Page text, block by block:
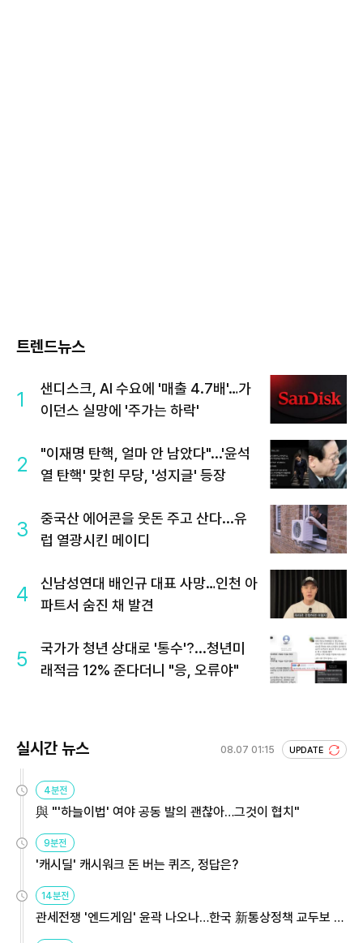
트렌드뉴스
1
샌디스크, AI 수요에 '매출 4.7배'…가
이던스 실망에 '주가는 하락'
2
"이재명 탄핵, 얼마 안 남았다"...'윤석
열 탄핵' 맞힌 무당, '성지글' 등장
3
중국산 에어콘을 웃돈 주고 산다...유
럽 열광시킨 메이디
4
신남성연대 배인규 대표 사망…인천 아
파트서 숨진 채 발견
5
국가가 청년 상대로 '통수'?...청년미
래적금 12% 준다더니 "응, 오류야"
실시간 뉴스 08.07 01:15 UPDATE
4분전
與 "'하늘이법' 여야 공동 발의 괜찮아…그것이 협치"
9분전
'캐시딜' 캐시워크 돈 버는 퀴즈, 정답은?
14분전
관세전쟁 '엔드게임' 윤곽 나오나…한국 新통상정책 교두보 활
용해야